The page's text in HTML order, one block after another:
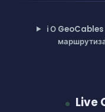
ℹ️О GeoCables
Live